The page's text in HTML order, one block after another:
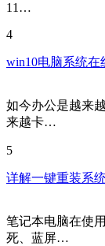
11…
4
win10电脑系统在
如今办公是越来
来越卡…
5
详解一键重装系
笔记本电脑在使
死、蓝屏…